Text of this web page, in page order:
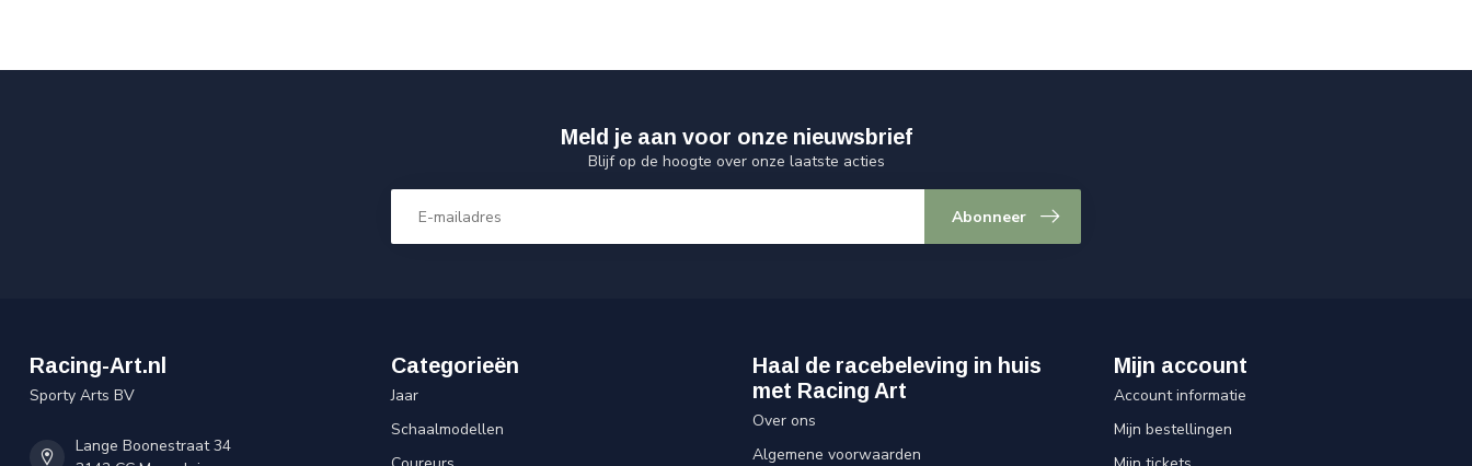
Meld je aan voor onze nieuwsbrief
Blijf op de hoogte over onze laatste acties
Abonneer
Racing-Art.nl
Sporty Arts BV
Lange Boonestraat 34
Categorieën
Jaar
Schaalmodellen
Haal de racebeleving in huis
met Racing Art
Over ons
Algemene voorwaarden
Mijn account
Account informatie
Mijn bestellingen